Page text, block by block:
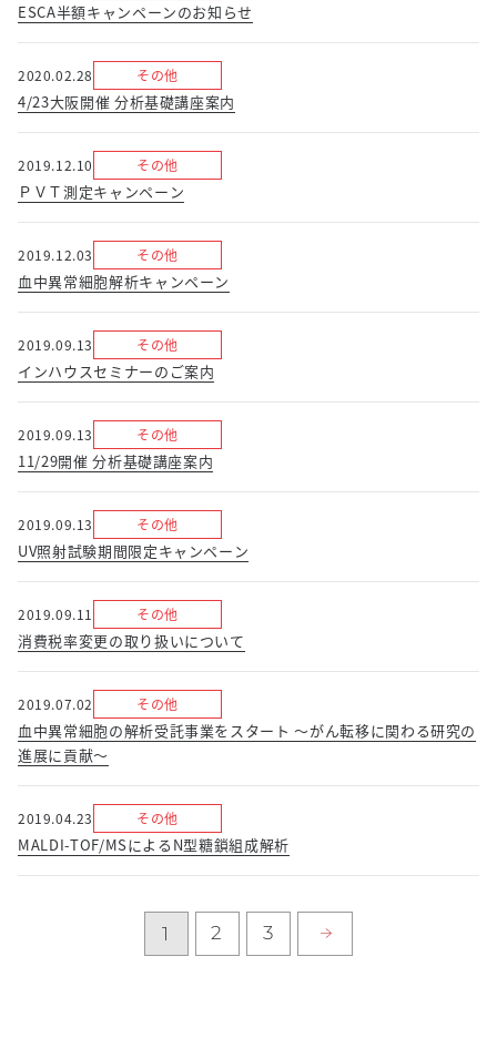
ESCA半額キャンペーンのお知らせ
2020.02.28 その他
4/23大阪開催 分析基礎講座案内
2019.12.10 その他
ＰＶＴ測定キャンペーン
2019.12.03 その他
血中異常細胞解析キャンペーン
2019.09.13 その他
インハウスセミナーのご案内
2019.09.13 その他
11/29開催 分析基礎講座案内
2019.09.13 その他
UV照射試験期間限定キャンペーン
2019.09.11 その他
消費税率変更の取り扱いについて
2019.07.02 その他
血中異常細胞の解析受託事業をスタート ～がん転移に関わる研究の
進展に貢献～
2019.04.23 その他
MALDI-TOF/MSによるN型糖鎖組成解析
1 2 3